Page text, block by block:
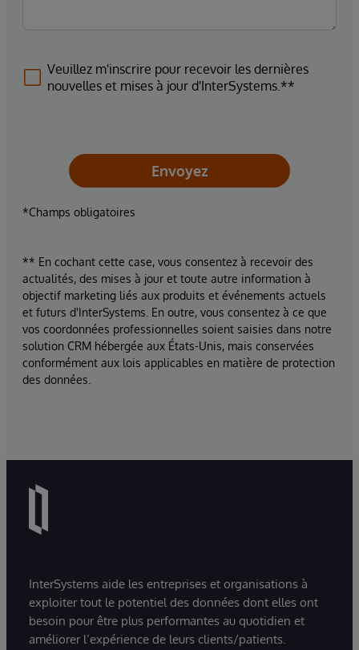
Veuillez m'inscrire pour recevoir les dernières
nouvelles et mises à jour d'InterSystems.**
Envoyez
*Champs obligatoires
** En cochant cette case, vous consentez à recevoir des
actualités, des mises à jour et toute autre information à
objectif marketing liés aux produits et événements actuels
et futurs d'InterSystems. En outre, vous consentez à ce que
vos coordonnées professionnelles soient saisies dans notre
solution CRM hébergée aux États-Unis, mais conservées
conformément aux lois applicables en matière de protection
des données.
InterSystems aide les entreprises et organisations à
exploiter tout le potentiel des données dont elles ont
besoin pour être plus performantes au quotidien et
améliorer l’expérience de leurs clients/patients.